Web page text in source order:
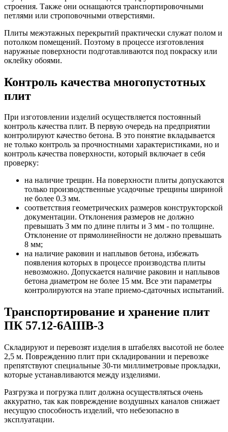
строения. Также они оснащаются транспортировочными
петлями или строповочными отверстиями.
Плиты межэтажных перекрытий практически служат полом и
потолком помещений. Поэтому в процессе изготовления
наружные поверхности подготавливаются под покраску или
оклейку обоями.
Контроль качества многопустотных
плит
При изготовлении изделий осуществляется постоянный
контроль качества плит. В первую очередь на предприятии
контролируют качество бетона. В это понятие вкладывается
не только контроль за прочностными характеристиками, но и
контроль качества поверхности, который включает в себя
проверку:
на наличие трещин. На поверхности плиты допускаются
только производственные усадочные трещины шириной
не более 0.3 мм.
соответствия геометрических размеров конструкторской
документации. Отклонения размеров не должно
превышать 3 мм по длине плиты и 3 мм - по толщине.
Отклонение от прямолинейности не должно превышать
8 мм;
на наличие раковин и наплывов бетона, избежать
появления которых в процессе производства плиты
невозможно. Допускается наличие раковин и наплывов
бетона диаметром не более 15 мм. Все эти параметры
контролируются на этапе приемо-сдаточных испытаний.
Транспортирование и хранение плит
ПК 57.12-6АIIIВ-3
Складируют и перевозят изделия в штабелях высотой не более
2,5 м. Повреждению плит при складировании и перевозке
препятствуют специальные 30-ти миллиметровые прокладки,
которые устанавливаются между изделиями.
Разгрузка и погрузка плит должна осуществляться очень
аккуратно, так как повреждение воздушных каналов снижает
несущую способность изделий, что небезопасно в
эксплуатации.